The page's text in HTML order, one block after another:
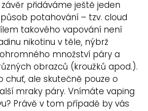
závěr přidáváme ještě jeden
potahování – tzv. cloud
takového vapování není
nikotinu v těle, nýbrž
množství páry a
obrazců (kroužků apod.).
chuť, ale skutečně pouze o
mraky páry. Vnímáte vaping
Právě v tom případě by vás